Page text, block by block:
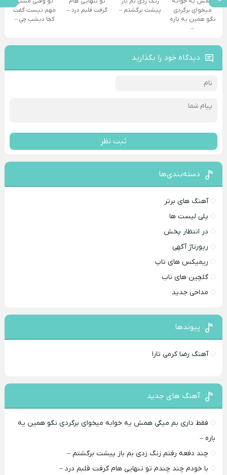
میخوای برگردی
نگو همین یه باره
–
پیشت برگشتم –
گرفت قلبم درد –
مهم نیست گفت
کجا دیشب چی –
دیدگاه خود را بگذارید
ثبت نظر
دسته‌بندی‌ها
آهنگ های برتر
پلی لیست ها
در انتظار پخش
رپورتاژ آگهی
ریمیکس های تاپ
گلچین های ناب
مداحی جدید
پیوندها
آهنگ رضا کرمی تارا
آهنگ های جدید
فقط داری بم میگی همش یه خوابه میخوای برگردی نگو همین یه
باره –
چند دفعه رفتم زنگ زدی بم باز پیشت برگشتم –
با خودم چند چندم تو تنهایی هام گرفت قلبم درد –